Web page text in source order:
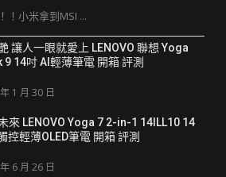
！小米拿到MSI ...
讓人一眼就愛上 LENOVO 聯想 Yoga
9 14吋 AI輕薄筆電 開箱 評測
1 月 30 日
來 LENOVO Yoga 7 2-in-1 14ILL10 14
控輕薄OLED筆電 開箱 評測
6 月 26 日